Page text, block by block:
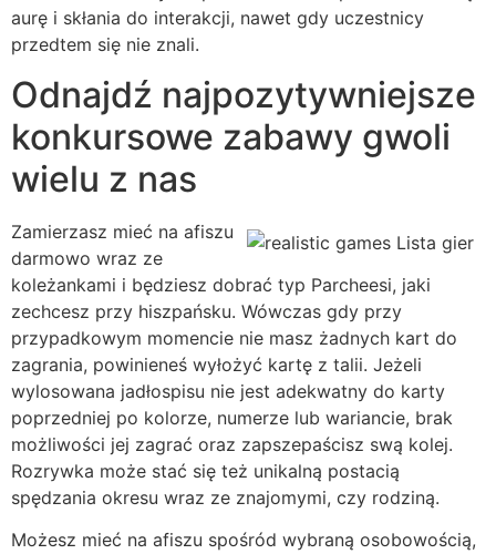
aurę i skłania do interakcji, nawet gdy uczestnicy
przedtem się nie znali.
Odnajdź najpozytywniejsze
konkursowe zabawy gwoli
wielu z nas
Zamierzasz mieć na afiszu
darmowo wraz ze
koleżankami i będziesz dobrać typ Parcheesi, jaki
zechcesz przy hiszpańsku. Wówczas gdy przy
przypadkowym momencie nie masz żadnych kart do
zagrania, powinieneś wyłożyć kartę z talii. Jeżeli
wylosowana jadłospisu nie jest adekwatny do karty
poprzedniej po kolorze, numerze lub wariancie, brak
możliwości jej zagrać oraz zapszepaścisz swą kolej.
Rozrywka może stać się też unikalną postacią
spędzania okresu wraz ze znajomymi, czy rodziną.
Możesz mieć na afiszu spośród wybraną osobowością,